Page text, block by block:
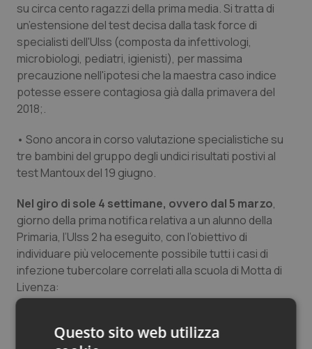
Rene & patologie urogenitali
Salute orale & impianti
Sangue & coagulazione
Tumore al seno
Tumore ovarico
Tumori del Polmone & Testa Collo
Tumori gastrointestinali
Vaccini
su circa cento ragazzi della prima media. Si tratta di
un’estensione del test decisa dalla task force di
specialisti dell'Ulss (composta da infettivologi,
microbiologi, pediatri, igienisti), per massima
precauzione nell'ipotesi che la maestra caso indice
potesse essere contagiosa già dalla primavera del
2018;.
• Sono ancora in corso valutazione specialistiche su
tre bambini del gruppo degli undici risultati postivi al
test Mantoux del 19 giugno.
Nel giro di sole 4 settimane, ovvero dal 5 marzo,
giorno della prima notifica relativa a un alunno della
Primaria, l’Ulss 2 ha eseguito, con l’obiettivo di
individuare più velocemente possibile tutti i casi di
infezione tubercolare correlati alla scuola di Motta di
Livenza:
• Circa 700 test Mantoux su alunni, personale, familiari
• Oltre 50 radiografie del torace
Questo sito web utilizza